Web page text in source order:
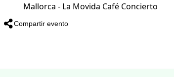
Mallorca - La Movida Café Concierto
Compartir evento